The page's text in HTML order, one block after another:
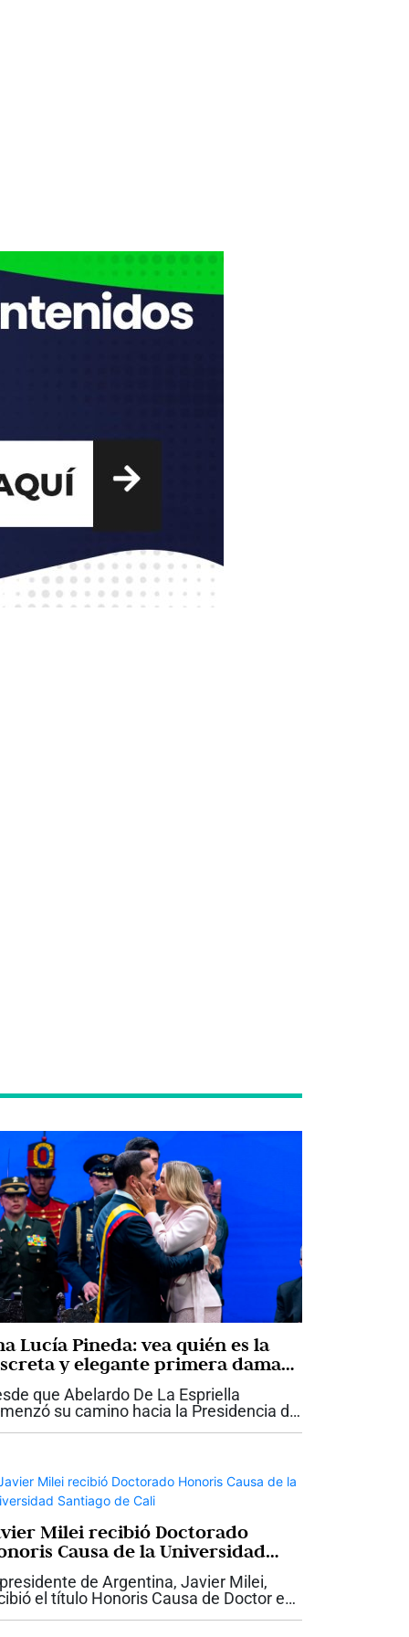
Lucía Pineda: vea quién es la
y elegante primera dama
acompaña a Abelardo De La
que Abelardo De La Espriella
su camino hacia la Presidencia de
Milei recibió Doctorado
Causa de la Universidad
de Calide Argentina, Javier Milei,
el título Honoris Causa de Doctor en